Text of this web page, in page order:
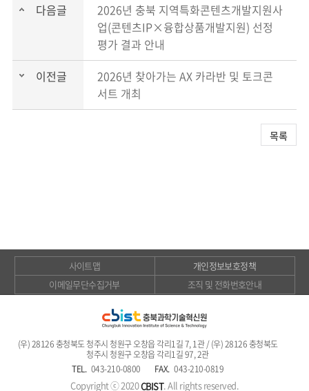
다음글
2026년 충북 지역특화콘텐츠개발지원사
업(콘텐츠IP×융합상품개발지원) 선정
평가 결과 안내
이전글
2026년 찾아가는 AX 카라반 및 토크콘
서트 개최
목록
사이트맵
개인정보보호정책
이메일무단수집거부
조직 및 전화번호안내
(우) 28126 충청북도 청주시 청원구 오창읍 각리1길 7, 1관 / (우) 28126 충청북도
청주시 청원구 오창읍 각리1길 97, 2관
TEL. 043-210-0800 FAX. 043-210-0819
Copyright ⓒ 2020CBIST. All rights reserved.